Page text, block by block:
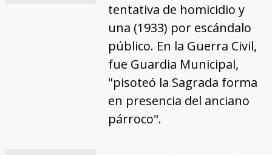
tentativa de homicidio y
una (1933) por escándalo
público. En la Guerra Civil,
fue Guardia Municipal,
"pisoteó la Sagrada forma
en presencia del anciano
párroco".